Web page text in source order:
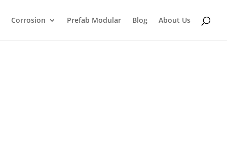
Corrosion Prefab Modular Blog About Us